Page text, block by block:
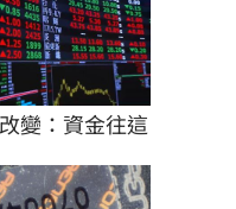
變：資金往這